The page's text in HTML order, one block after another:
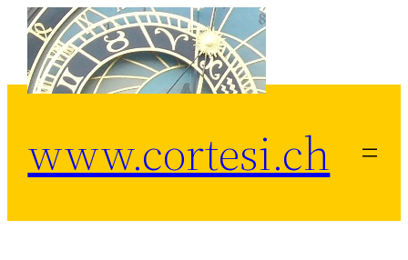
Zum
Inhalt
springen
www.cortesi.ch